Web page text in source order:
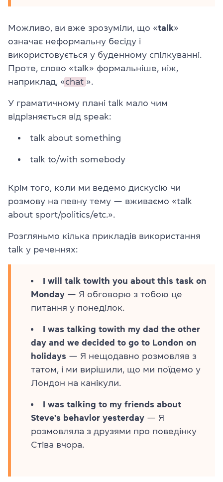
Можливо, ви вже зрозуміли, що «talk»
означає неформальну бесіду і
використовується у буденному спілкуванні.
Проте, слово «talk» формальніше, ніж,
наприклад, «chat ».
У граматичному плані talk мало чим
відрізняється від speak:
talk about something
talk to/with somebody
Крім того, коли ми ведемо дискусію чи
розмову на певну тему — вживаємо «talk
about sport/politics/etc.».
Розгляньмо кілька прикладів використання
talk у реченнях:
I will talk towith you about this task on
Monday — Я обговорю з тобою це
питання у понеділок.
I was talking towith my dad the other
day and we decided to go to London on
holidays — Я нещодавно розмовляв з
татом, і ми вирішили, що ми поїдемо у
Лондон на канікули.
I was talking to my friends about
Steve's behavior yesterday — Я
розмовляла з друзями про поведінку
Стіва вчора.